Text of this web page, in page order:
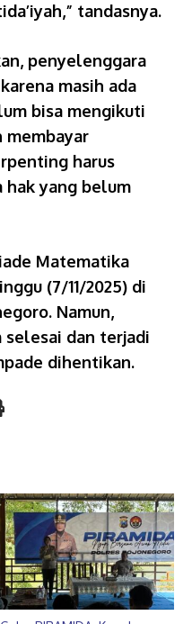
tandasnya.
penyelenggara
masih ada
bisa mengikuti
membayar
harus
hak yang belum
Matematika
(7/11/2025) di
Namun,
dan terjadi
dihentikan.